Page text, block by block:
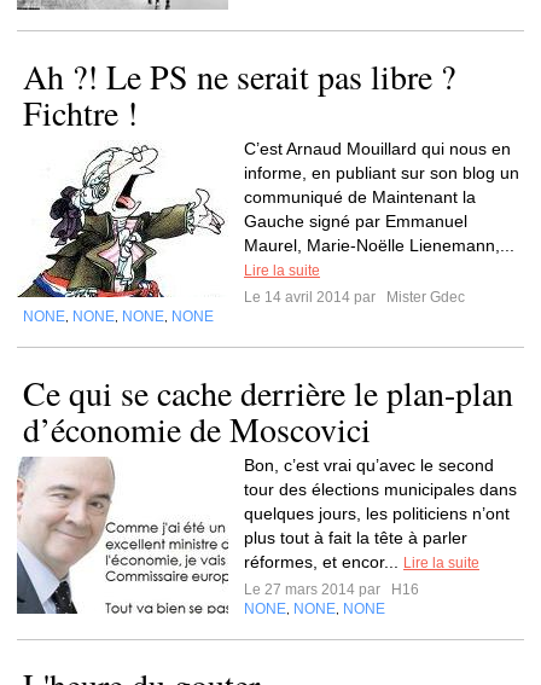
Ah ?! Le PS ne serait pas libre ?
Fichtre !
C’est Arnaud Mouillard qui nous en
informe, en publiant sur son blog un
communiqué de Maintenant la
Gauche signé par Emmanuel
Maurel, Marie-Noëlle Lienemann,...
Lire la suite
Le 14 avril 2014 par
Mister Gdec
NONE NONE NONE NONE
Ce qui se cache derrière le plan-plan
d’économie de Moscovici
Bon, c’est vrai qu’avec le second
tour des élections municipales dans
quelques jours, les politiciens n’ont
plus tout à fait la tête à parler
réformes, et encor...
Lire la suite
Le 27 mars 2014 par
H16
NONE NONE NONE